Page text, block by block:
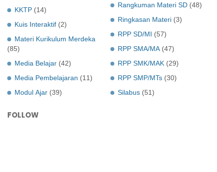
KKTP (14)
Kuis Interaktif (2)
Materi Kurikulum Merdeka
(85)
Media Belajar (42)
Media Pembelajaran (11)
Modul Ajar (39)
Rangkuman Materi SD (48)
Ringkasan Materi (3)
RPP SD/MI (57)
RPP SMA/MA (47)
RPP SMK/MAK (29)
RPP SMP/MTs (30)
Silabus (51)
FOLLOW